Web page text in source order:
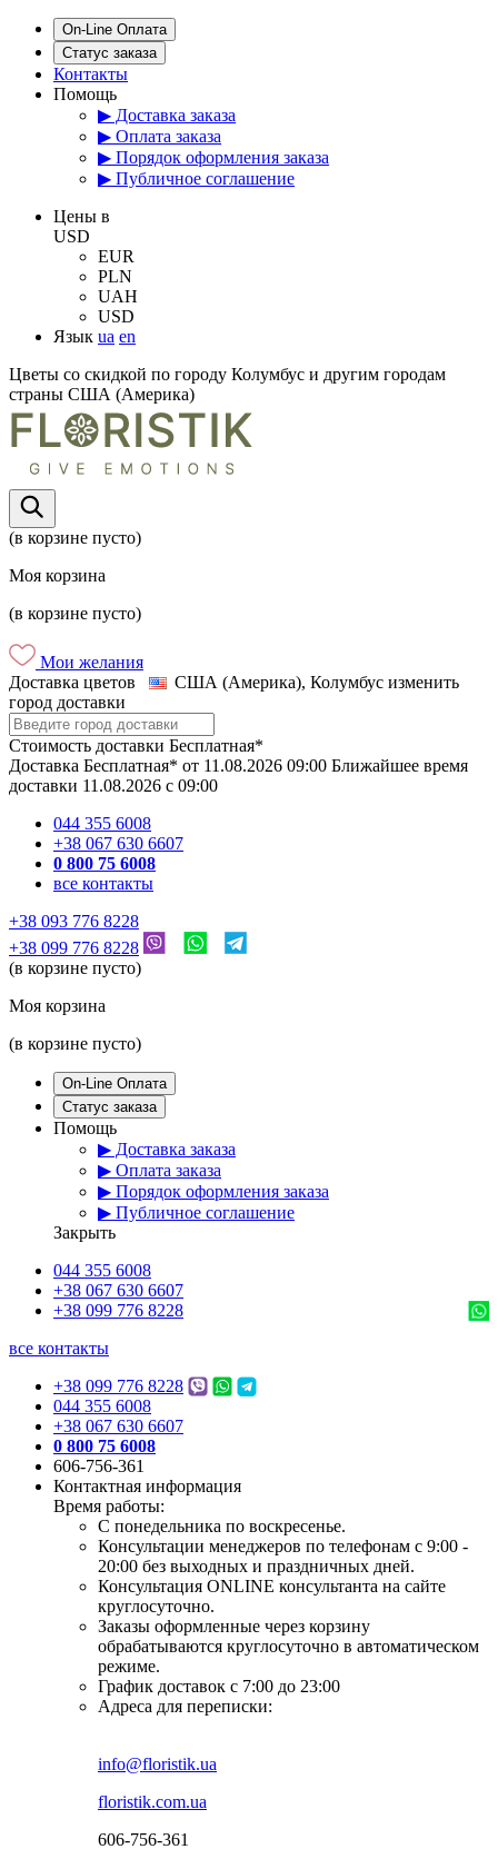
On-Line Оплата
Статус заказа
Контакты
Помощь
▶ Доставка заказа
▶ Оплата заказа
▶ Порядок оформления заказа
▶ Публичное соглашение
Цены в
USD
EUR
PLN
UAH
USD
Язык ua en
Цветы со скидкой по городу Колумбус и другим городам
страны США (Америка)
(в корзине пусто)
Моя корзина
(в корзине пусто)
Мои желания
Доставка цветов
США (Америка), Колумбус изменить
город доставки
Стоимость доставки Бесплатная*
Доставка Бесплатная* от 11.08.2026 09:00 Ближайшее время
доставки 11.08.2026 c 09:00
044 355 6008
+38 067 630 6607
0 800 75 6008
все контакты
+38 093 776 8228
+38 099 776 8228
(в корзине пусто)
Моя корзина
(в корзине пусто)
On-Line Оплата
Статус заказа
Помощь
▶ Доставка заказа
▶ Оплата заказа
▶ Порядок оформления заказа
▶ Публичное соглашение
Закрыть
044 355 6008
+38 067 630 6607
+38 099 776 8228
все контакты
+38 099 776 8228
044 355 6008
+38 067 630 6607
0 800 75 6008
606-756-361
Контактная информация
Время работы:
С понедельника по воскресенье.
Консультации менеджеров по телефонам с 9:00 -
20:00 без выходных и праздничных дней.
Консультация ONLINE консультанта на сайте
круглосуточно.
Заказы оформленные через корзину
обрабатываются круглосуточно в автоматическом
режиме.
График доставок с 7:00 до 23:00
Адреса для переписки:
info@floristik.ua
floristik.com.ua
606-756-361